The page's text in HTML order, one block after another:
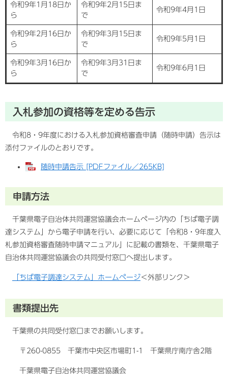
令和9年1月18日か
ら
令和9年2月15日ま
で
令和9年4月1日
令和9年2月16日か
ら
令和9年3月15日ま
で
令和9年5月1日
令和9年3月16日か
ら
令和9年3月31日ま
で
令和9年6月1日
入札参加の資格等を定める告示
令和8・9年度における入札参加資格審査申請（随時申請）告示は
添付ファイルのとおりです。
随時申請告示 [PDFファイル／265KB]
申請方法
千葉県電子自治体共同運営協議会ホームページ内の「ちば電子調
達システム」から電子申請を行い、必要に応じて「令和8・9年度入
札参加資格審査随時申請マニュアル」に記載の書類を、千葉県電子
自治体共同運営協議会の共同受付窓口へ提出します。
「ちば電子調達システム」ホームページ＜外部リンク＞
書類提出先
千葉県の共同受付窓口までお願いします。
〒260-0855 千葉市中央区市場町1-1 千葉県庁南庁舎2階
千葉県電子自治体共同運営協議会